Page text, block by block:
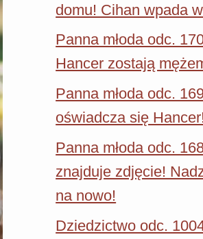
domu! Cihan wpada w
Panna młoda odc.
Hancer zostają
Panna młoda odc.
oświadcza się Hancer!
Panna młoda odc.
znajduje zdjęcie!
na nowo!
Dziedzictwo odc.